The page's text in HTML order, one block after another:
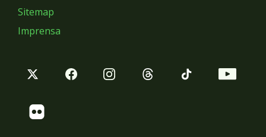
Sitemap
Imprensa